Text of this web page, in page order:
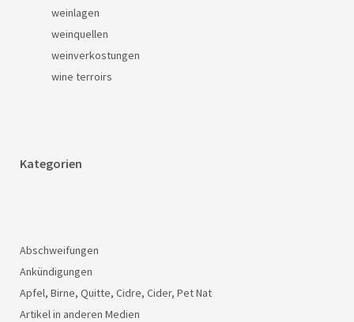
weinlagen
weinquellen
weinverkostungen
wine terroirs
Kategorien
Abschweifungen
Ankündigungen
Apfel, Birne, Quitte, Cidre, Cider, Pet Nat
Artikel in anderen Medien